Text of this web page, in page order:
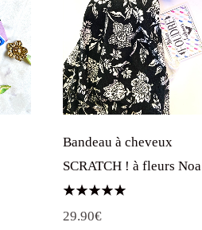
Bandeau à cheveux
SCRATCH ! à fleurs Noa
5.00
29.90€